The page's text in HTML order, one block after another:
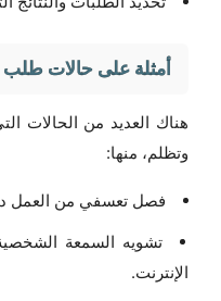
أمثلة على حالات طلب
هناك العديد من الحالات
وتظلم، منها:
فصل تعسفي من العمل
تشويه السمعة
الإنترنت.